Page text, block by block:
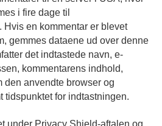
i fire dage til
en kommentar er blevet
gemmes dataene ud over denne
det indtastede navn, e-
kommentarens indhold,
den anvendte browser og
tidspunktet for indtastningen.